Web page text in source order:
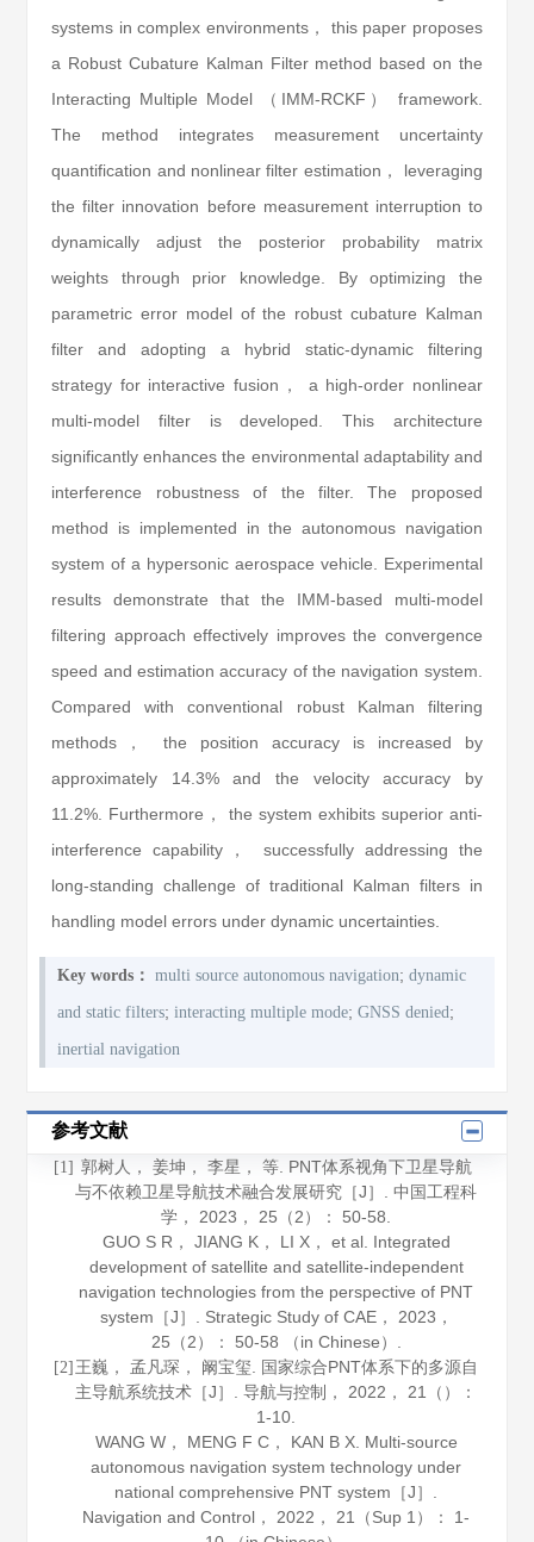
systems in complex environments， this paper proposes
a Robust Cubature Kalman Filter method based on the
Interacting Multiple Model （IMM-RCKF） framework.
The method integrates measurement uncertainty
quantification and nonlinear filter estimation， leveraging
the filter innovation before measurement interruption to
dynamically adjust the posterior probability matrix
weights through prior knowledge. By optimizing the
parametric error model of the robust cubature Kalman
filter and adopting a hybrid static-dynamic filtering
strategy for interactive fusion， a high-order nonlinear
multi-model filter is developed. This architecture
significantly enhances the environmental adaptability and
interference robustness of the filter. The proposed
method is implemented in the autonomous navigation
system of a hypersonic aerospace vehicle. Experimental
results demonstrate that the IMM-based multi-model
filtering approach effectively improves the convergence
speed and estimation accuracy of the navigation system.
Compared with conventional robust Kalman filtering
methods， the position accuracy is increased by
approximately 14.3% and the velocity accuracy by
11.2%. Furthermore， the system exhibits superior anti-
interference capability， successfully addressing the
long-standing challenge of traditional Kalman filters in
handling model errors under dynamic uncertainties.
Key words： multi source autonomous navigation;dynamic
and static filters;interacting multiple mode;GNSS denied;
inertial navigation
参考文献
[1] 郭树人， 姜坤， 李星， 等. PNT体系视角下卫星导航
与不依赖卫星导航技术融合发展研究［J］.中国工程科
学 ， 2023 ， 25 （2）： 50-58.
GUO S R， JIANG K， LI X， et al. Integrated
development of satellite and satellite-independent
navigation technologies from the perspective of PNT
system［J］. Strategic Study of CAE， 2023 ，
25 （2）： 50-58 （in Chinese）.
[2] 王巍， 孟凡琛， 阚宝玺. 国家综合PNT体系下的多源自
主导航系统技术［J］.导航与控制 ， 2022 ， 21
（）：
1-10.
WANG W， MENG F C， KAN B X. Multi-source
autonomous navigation system technology under
national comprehensive PNT system［J］.
Navigation and Control ， 2022 ， 21
（Sup 1）： 1-